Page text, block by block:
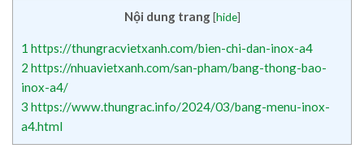
Nội dung trang [hide]
1 https://thungracvietxanh.com/bien-chi-dan-inox-a4
2 https://nhuavietxanh.com/san-pham/bang-thong-bao-
inox-a4/
3 https://www.thungrac.info/2024/03/bang-menu-inox-
a4.html